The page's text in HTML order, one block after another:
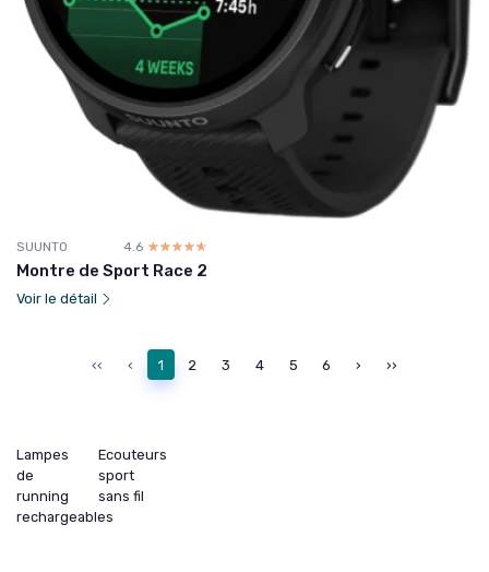
SUUNTO 4.6 ☆☆☆☆☆
★★★★★
Montre de Sport Race 2
Voir le détail
‹‹ ‹ 1 2 3 4 5 6 › ››
Lampes
de
running
rechargeables
Ecouteurs
sport
sans fil